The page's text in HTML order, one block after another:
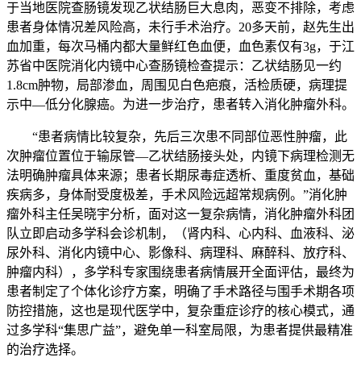
于当地医院查肠镜发现乙状结肠巨大息肉，恶变不排除，考虑
患者身体情况差风险高，未行手术治疗。20多天前，赵先生出
血加重，每次马桶内都大量鲜红色血便，血色素仅有3g，于江
苏省中医院消化内镜中心查肠镜检查提示：乙状结肠见一约
1.8cm肿物，局部渗血，周围见白色疤痕，活检质硬，病理提
示中—低分化腺癌。为进一步治疗，患者转入消化肿瘤外科。
“患者病情比较复杂，先后三次患不同部位恶性肿瘤，此
次肿瘤位置位于输尿管—乙状结肠接头处，内镜下病理检测无
法明确肿瘤具体来源；患者长期尿毒症透析、重度贫血，基础
疾病多，身体耐受度极差，手术风险远超常规病例。”消化肿
瘤外科主任吴晓宇分析，面对这一复杂病情，消化肿瘤外科团
队立即启动多学科会诊机制，（肾内科、心内科、血液科、泌
尿外科、消化内镜中心、影像科、病理科、麻醉科、放疗科、
肿瘤内科），多学科专家围绕患者病情展开全面评估，最终为
患者制定了个体化诊疗方案，明确了手术路径与围手术期各项
防控措施，这也是现代医学中，复杂重症诊疗的核心模式，通
过多学科“集思广益”，避免单一科室局限，为患者提供最精准
的治疗选择。